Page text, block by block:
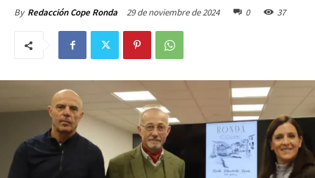
By Redacción Cope Ronda 29 de noviembre de 2024 0 37